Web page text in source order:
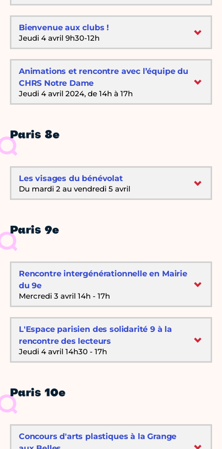
Bienvenue aux clubs !
Jeudi 4 avril 9h30-12h
Animations et rencontre avec l’équipe du
CHRS Notre Dame
Jeudi 4 avril 2024, de 14h à 17h
Paris 8e
Les visages du bénévolat
Du mardi 2 au vendredi 5 avril
Paris 9e
Rencontre intergénérationnelle en Mairie
du 9e
Mercredi 3 avril 14h - 17h
L'Espace parisien des solidarité 9 à la
rencontre des lecteurs
Jeudi 4 avril 14h30 - 17h
Paris 10e
Concours d'arts plastiques à la Grange